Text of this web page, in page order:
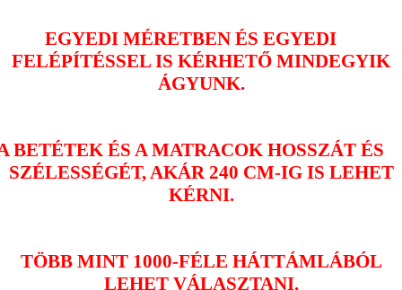
EGYEDI MÉRETBEN ÉS EGYEDI
FELÉPÍTÉSSEL IS KÉRHETŐ MINDEGYIK
ÁGYUNK.
BETÉTEK ÉS A MATRACOK HOSSZÁT ÉS
SZÉLESSÉGÉT, AKÁR 240 CM-IG IS LEHET
KÉRNI.
TÖBB MINT 1000-FÉLE HÁTTÁMLÁBÓL
LEHET VÁLASZTANI.